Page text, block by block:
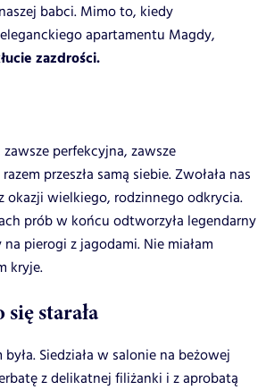
babci. Mimo to, kiedy
apartamentu Magdy,
zazdrości.
perfekcyjna, zawsze
przeszła samą siebie. Zwołała nas
okazji wielkiego, rodzinnego odkrycia.
prób w końcu odtworzyła legendarny
pierogi z jagodami. Nie miałam
kryje.
starała
Siedziała w salonie na beżowej
z delikatnej filiżanki i z aprobatą